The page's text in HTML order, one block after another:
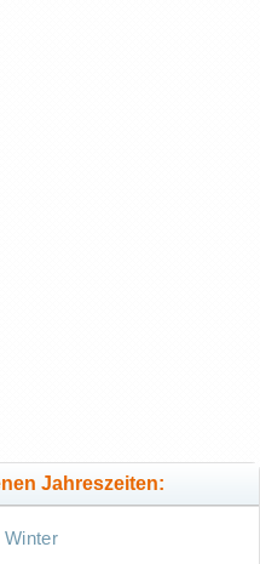
Jahreszeiten:
Winter